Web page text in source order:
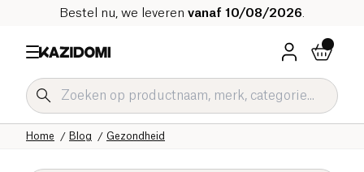
Bestel nu, we leveren vanaf 10/08/2026
Gezondheid
Blog
Home